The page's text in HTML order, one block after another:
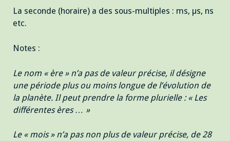
La seconde (horaire) a des sous-multiples : ms, µs, ns
etc.
Notes :
Le nom « ère » n’a pas de valeur précise, il désigne
une période plus ou moins longue de l’évolution de
la planète. Il peut prendre la forme plurielle : « Les
différentes ères … »
Le « mois » n’a pas non plus de valeur précise, de 28